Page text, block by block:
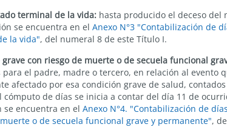
terminal de la vida: hasta producido el deceso del
se encuentra en el Anexo N°3 "Contabilización de
la vida", del numeral 8 de este Título I.
grave con riesgo de muerte o de secuela funcional
para el padre, madre o tercero, en relación al evento
afectado por esa condición grave de salud,
cómputo de días se inicia a contar del día 11 de
se encuentra en el Anexo N°4. "Contabilización de
o de secuela funcional grave y permanente",